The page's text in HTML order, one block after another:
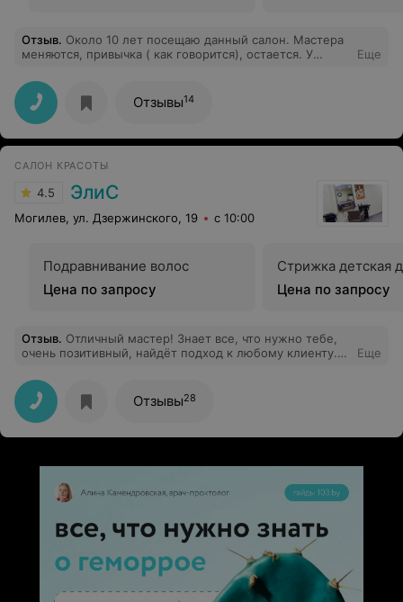
Отзыв. Около 10 лет посещаю данный салон. Мастера
меняются, привычка ( как говорится), остается. У
в салоне "Тамара"-это сделать возможно. Чуть-чуть бы
повысить сервиз обслуживания в плане ожидания
своей очереди, можно и чашечку чая или даже воды
предложить, а больше и не надо. Это нормально, мне
кажется. Спасибо, если примете к сведению,
Еще
Отзывы14
САЛОН КРАСОТЫ
4.5 ЭлиС
Могилев, ул. Дзержинского, 19 с 10:00
Подравнивание волос
Цена по запросу
Стрижка детская
Цена по запросу
Отзыв. Отличный мастер! Знает все, что нужно тебе,
очень позитивный, найдёт подход к любому клиенту.
Еще
Отзывы28